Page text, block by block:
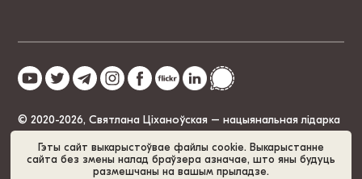
Гэты сайт выкарыстоўвае файлы cookie. Выкарыстанне
сайта без змены налад браўзера азначае, што яны будуць
размешчаны на вашым прыладзе.
© 2020-2026, Святлана Ціханоўская – нацыянальная лідарка